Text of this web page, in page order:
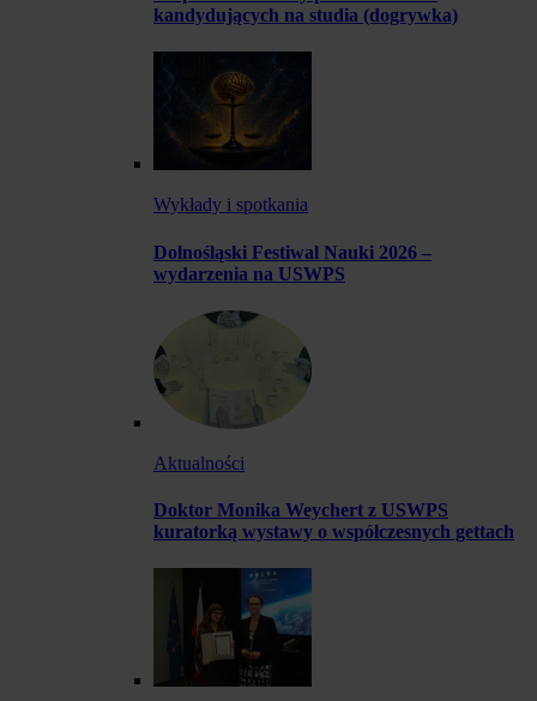
kandydujących na studia (dogrywka)
Wykłady i spotkania
Dolnośląski Festiwal Nauki 2026 –
wydarzenia na USWPS
Aktualności
Doktor Monika Weychert z USWPS
kuratorką wystawy o współczesnych gettach